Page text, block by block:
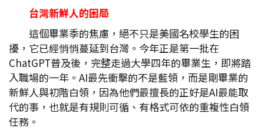
台灣新鮮人的困局
這個畢業季的焦慮，絕不只是美國名校學生的困
擾，它已經悄悄蔓延到台灣。今年正是第一批在
ChatGPT普及後，完整走過大學四年的畢業生，即將踏
入職場的一年。AI最先衝擊的不是藍領，而是剛畢業的
新鮮人與初階白領，因為他們最擅長的正好是AI最能取
代的事，也就是有規則可循、有格式可依的重複性白領
任務。